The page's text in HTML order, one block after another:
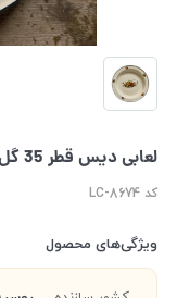
لعابی دیس قطر 35 گل سرخ
کد LC-8674
ویژگی‌های محصول